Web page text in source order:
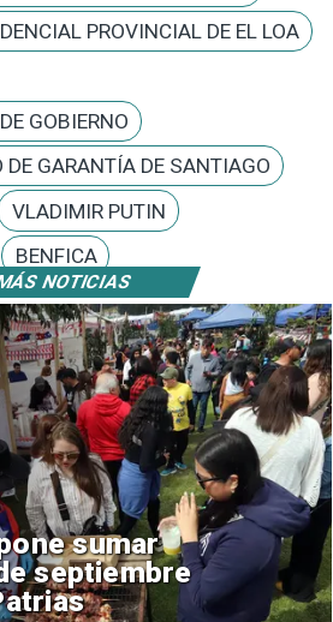
NOTICIAS
PROVINCIAL DE EL LOA
GOBIERNO
GARANTÍA DE SANTIAGO
VLADIMIR PUTIN
BENFICA
0,1% por